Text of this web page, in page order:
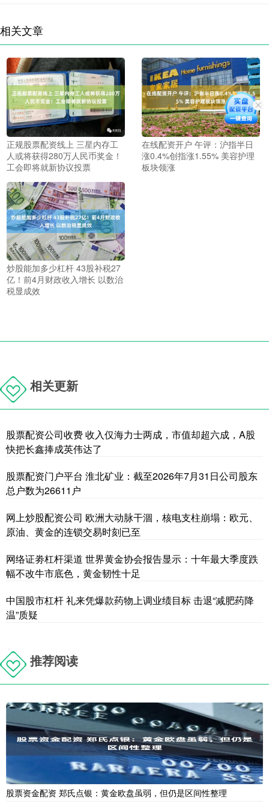
相关文章
正规股票配资线上 三星内存工
人或将获得280万人民币奖金！
工会即将就新协议投票
在线配资开户 午评：沪指半日
涨0.4%创指涨1.55% 美容护理
板块领涨
炒股能加多少杠杆 43股补税27
亿！前4月财政收入增长 以数治
税显成效
相关更新
股票配资公司收费 收入仅海力士两成，市值却超六成，A股
快把长鑫捧成英伟达了
股票配资门户平台 淮北矿业：截至2026年7月31日公司股东
总户数为26611户
网上炒股配资公司 欧洲大动脉干涸，核电支柱崩塌：欧元、
原油、黄金的连锁交易时刻已至
网络证劵杠杆渠道 世界黄金协会报告显示：十年最大季度跌
幅不改牛市底色，黄金韧性十足
中国股市杠杆 礼来凭爆款药物上调业绩目标 击退“减肥药降
温”质疑
推荐阅读
股票资金配资 郑氏点银：黄金欧盘虽弱，但仍是区间性整理